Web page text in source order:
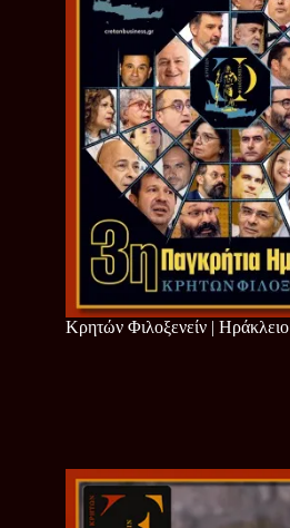
Κρητών Φιλοξενείν | Ηράκλειο